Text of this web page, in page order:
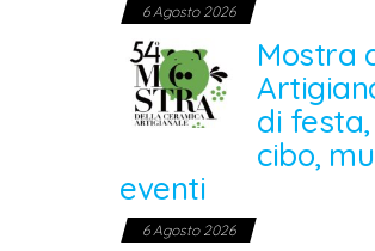
6 Agosto 2026
Mostra
di
cibo,
eventi
6 Agosto 2026